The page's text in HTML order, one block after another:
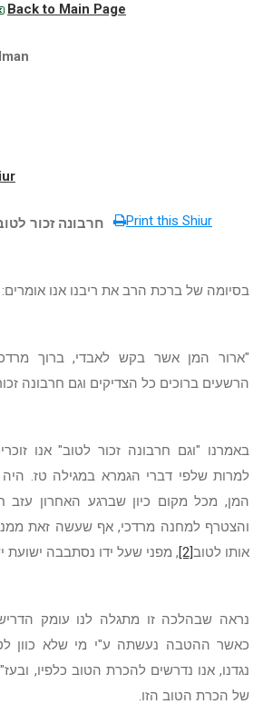
Back to Main Page
Print this Shiur חרבונה זכור
בסיומה של ברכת הרב את ריבנו אנו אומרים:
"ארור המן אשר בקש לאבדי, ברוך
הרשעים ברוכים כל הצדיקים וגם חרבונה
באמרנו "וגם חרבונה זכור לטוב" אנו
למרות שלפי דברי הגמרא במגילה טז.
המן, מכל מקום כיון שברגע האחרון
והצטרף למחנה מרדכי, אף שעשה זאת
אותו לטוב[2], מפני שעל ידו נסתבבה ישועת
נראה שבהלכה זו מתגלה לנו עומק
כאשר ההטבה נעשתה ע"י מי שלא כוון
נגדנו, אנו נדרשים להכרת הטוב כלפיו,
של הכרת הטוב הזו.